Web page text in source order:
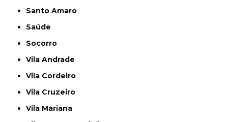
Santo Amaro
Saúde
Socorro
Vila Andrade
Vila Cordeiro
Vila Cruzeiro
Vila Mariana